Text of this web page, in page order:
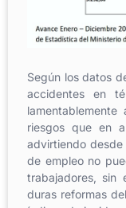
Según los datos
accidentes en
riesgos que en
advirtiendo
de empleo no
trabajadores, sin
duras reformas